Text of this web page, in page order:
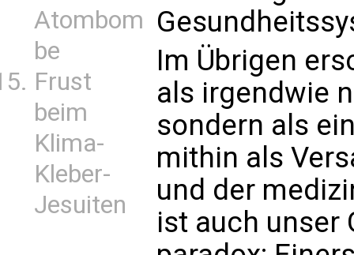
Atombom
be
Frust
beim
Klima-
Kleber-
Jesuiten
Im Übrigen
als irgendwie
sondern als
mithin als
und der
ist auch unser